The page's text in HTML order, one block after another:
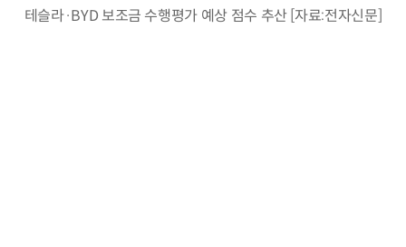
테슬라·BYD 보조금 수행평가 예상 점수 추산 [자료:전자신문]